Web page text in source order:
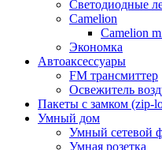
Светодиодные
Camelion
Camelion
Экономка
Автоаксессуары
FM трансмиттер
Освежитель
Пакеты с замком (zip-
Умный дом
Умный сетевой
Умная розетка